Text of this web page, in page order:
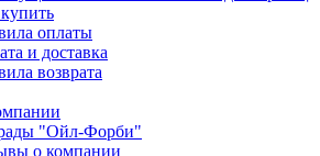
оплаты
и доставка
возврата
"Ойл-Форби"
о компании